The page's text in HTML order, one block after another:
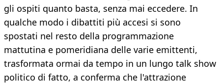
gli ospiti quanto basta, senza mai eccedere. In
qualche modo i dibattiti più accesi si sono
spostati nel resto della programmazione
mattutina e pomeridiana delle varie emittenti,
trasformata ormai da tempo in un lungo talk show
politico di fatto, a conferma che l'attrazione